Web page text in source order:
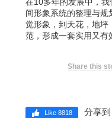
间形象系统的整理与
觉形象，到天花，地坪
范，形成一套实用又有
Share this
分享到
Like 8818